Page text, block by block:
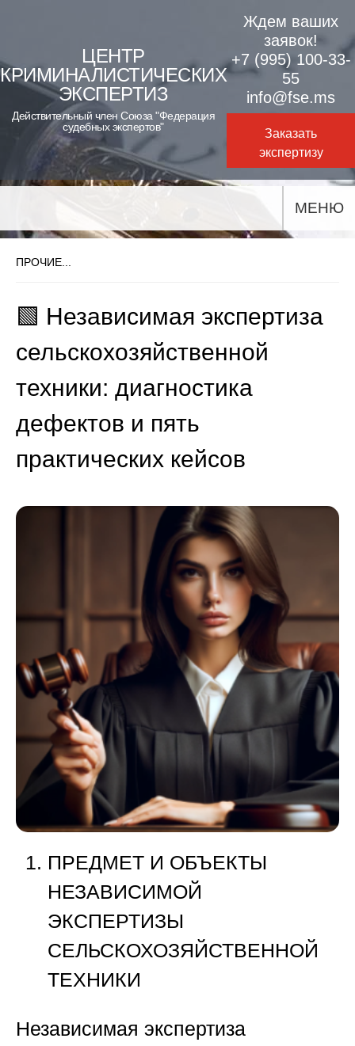
content
ЦЕНТР
КРИМИНАЛИСТИЧЕСКИХ
ЭКСПЕРТИЗ
Действительный член Союза "Федерация
судебных экспертов"
Ждем ваших
заявок!
+7 (995) 100-33-
55
info@fse.ms
Заказать
экспертизу
МЕНЮ
ПРОЧИЕ...
🟩 Независимая экспертиза
сельскохозяйственной
техники: диагностика
дефектов и пять
практических кейсов
ПРЕДМЕТ И ОБЪЕКТЫ
НЕЗАВИСИМОЙ
ЭКСПЕРТИЗЫ
СЕЛЬСКОХОЗЯЙСТВЕННОЙ
ТЕХНИКИ
Независимая экспертиза